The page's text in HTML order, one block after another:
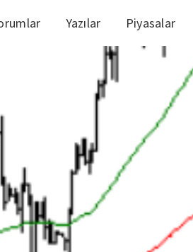
Yazılar Piyasalar